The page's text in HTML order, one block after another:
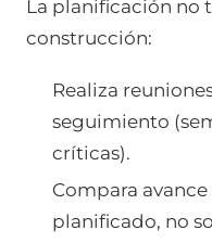
La planificación no
construcción:
Realiza
seguimiento
críticas).
Compara
planificado, no